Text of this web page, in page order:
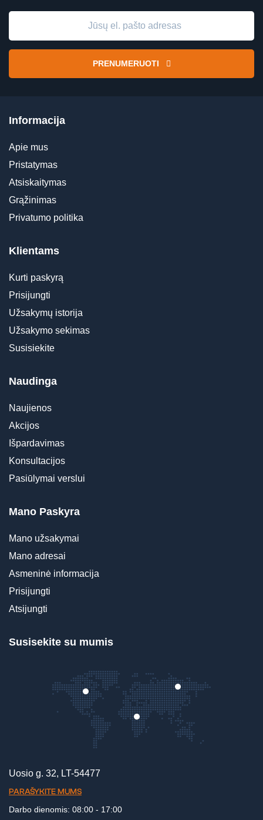
PRENUMERUOTI
Informacija
Apie mus
Pristatymas
Atsiskaitymas
Grąžinimas
Privatumo politika
Klientams
Kurti paskyrą
Prisijungti
Užsakymų istorija
Užsakymo sekimas
Susisiekite
Naudinga
Naujienos
Akcijos
Išpardavimas
Konsultacijos
Pasiūlymai verslui
Mano Paskyra
Mano užsakymai
Mano adresai
Asmeninė informacija
Prisijungti
Atsijungti
Susisekite su mumis
Uosio g. 32, LT-54477
PARAŠYKITE MUMS
Darbo dienomis: 08:00 - 17:00